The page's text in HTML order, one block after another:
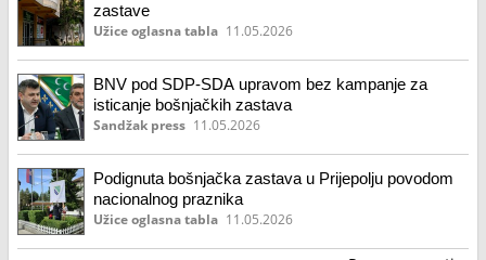
zastave
Užice oglasna tabla 11.05.2026
BNV pod SDP-SDA upravom bez kampanje za
isticanje bošnjačkih zastava
Sandžak press 11.05.2026
Podignuta bošnjačka zastava u Prijepolju povodom
nacionalnog praznika
Užice oglasna tabla 11.05.2026